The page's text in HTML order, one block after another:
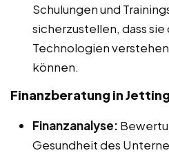
Schulungen und
sicherzustellen, dass
Technologien
können.
Finanzberatung in
Finanzanalyse:
Gesundheit des